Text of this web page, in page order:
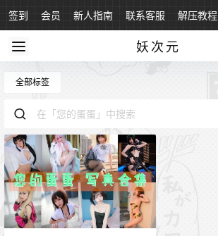
签到 会员 新人指南 联系客服 解压教程
妖次元
全部标签